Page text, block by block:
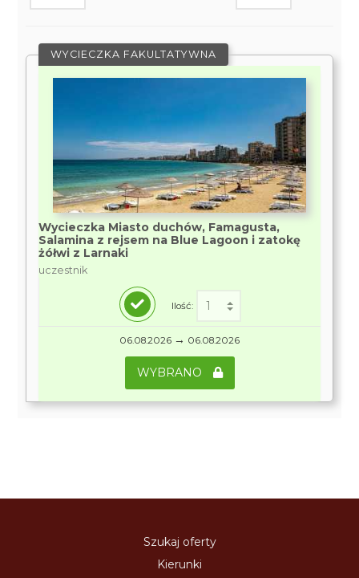
WYCIECZKA FAKULTATYWNA
Wycieczka Miasto duchów, Famagusta,
Salamina z rejsem na Blue Lagoon i zatokę
żółwi z Larnaki
uczestnik
Ilość:
06.08.2026 → 06.08.2026
WYBRANO
Szukaj oferty
Kierunki